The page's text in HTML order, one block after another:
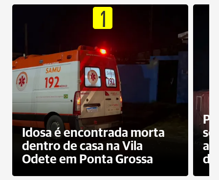
1
Idosa é encontrada morta
dentro de casa na Vila
Odete em Ponta Grossa
do